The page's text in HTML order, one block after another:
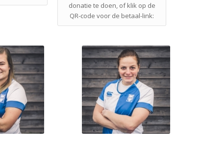
donatie te doen, of klik op de
QR-code voor de betaal-link: